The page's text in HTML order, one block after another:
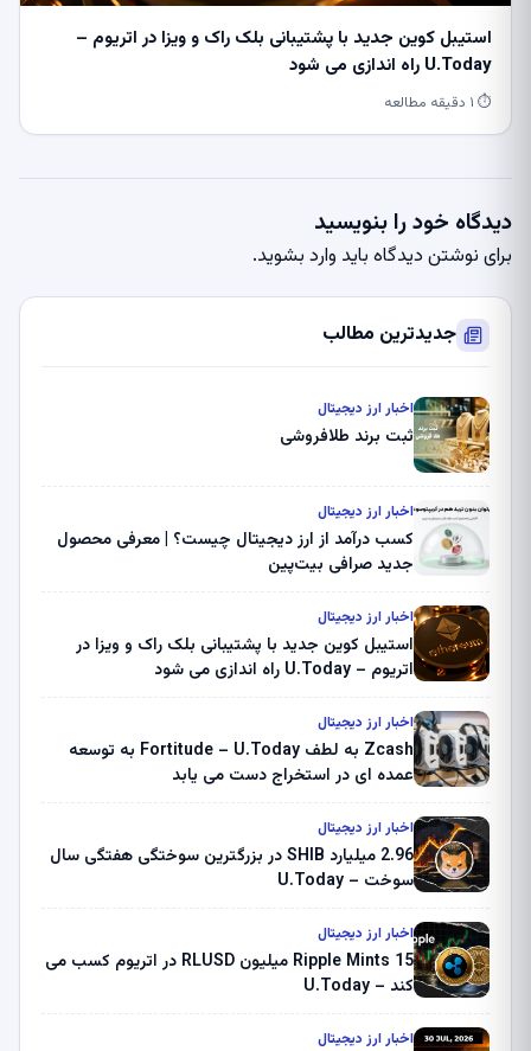
استیبل کوین جدید با پشتیبانی بلک راک و ویزا در اتریوم –
U.Today راه اندازی می شود
⏱ ۱ دقیقه مطالعه
دیدگاه خود را بنویسید
برای نوشتن دیدگاه باید وارد بشوید.
جدیدترین مطالب
اخبار ارز دیجیتال
ثبت برند طلافروشی
اخبار ارز دیجیتال
کسب درآمد از ارز دیجیتال چیست؟ | معرفی محصول
جدید صرافی بیت‌پین
اخبار ارز دیجیتال
استیبل کوین جدید با پشتیبانی بلک راک و ویزا در
اتریوم – U.Today راه اندازی می شود
اخبار ارز دیجیتال
Zcash به لطف Fortitude – U.Today به توسعه
عمده ای در استخراج دست می یابد
اخبار ارز دیجیتال
2.96 میلیارد SHIB در بزرگترین سوختگی هفتگی سال
سوخت – U.Today
اخبار ارز دیجیتال
Ripple Mints 15 میلیون RLUSD در اتریوم کسب می
کند – U.Today
اخبار ارز دیجیتال